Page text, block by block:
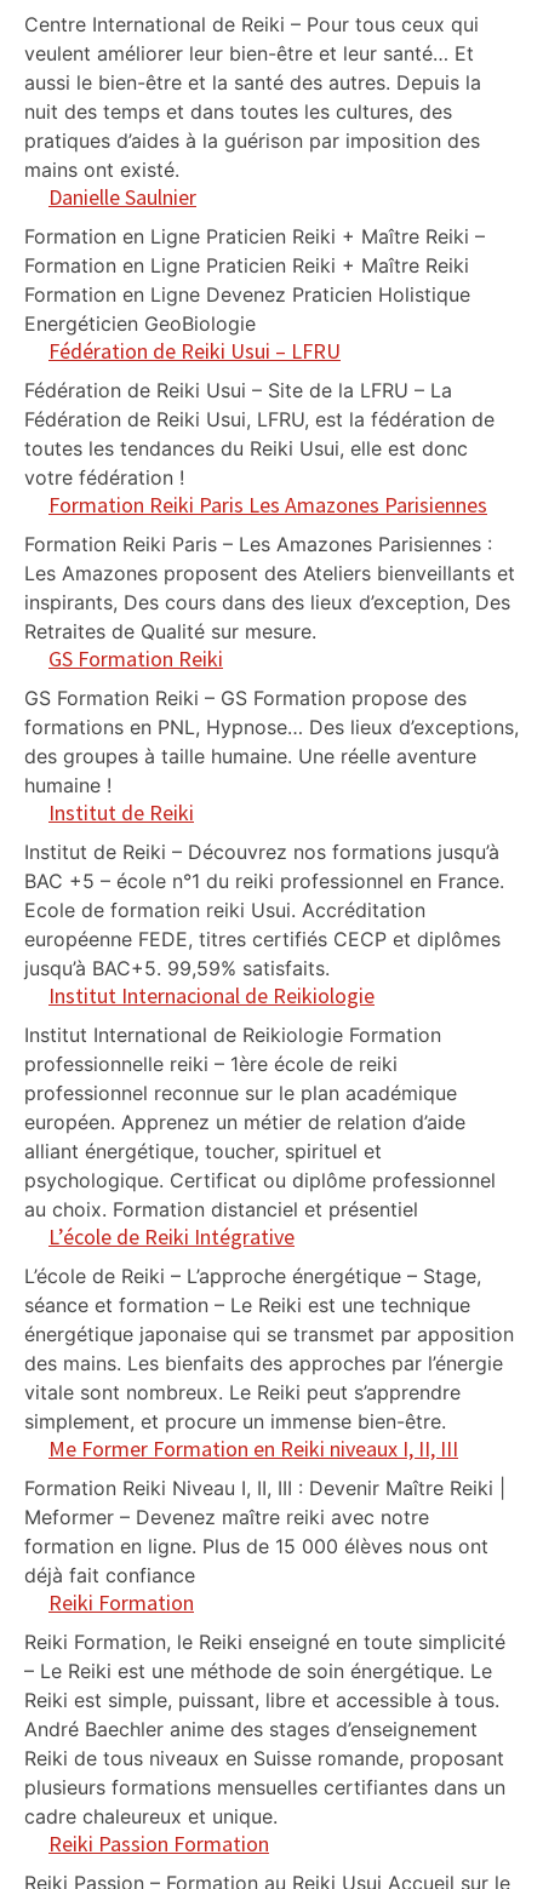
Centre International de Reiki – Pour tous ceux qui
veulent améliorer leur bien-être et leur santé… Et
aussi le bien-être et la santé des autres. Depuis la
nuit des temps et dans toutes les cultures, des
pratiques d’aides à la guérison par imposition des
mains ont existé.
Danielle Saulnier
Formation en Ligne Praticien Reiki + Maître Reiki –
Formation en Ligne Praticien Reiki + Maître Reiki
Formation en Ligne Devenez Praticien Holistique
Energéticien GeoBiologie
Fédération de Reiki Usui – LFRU
Fédération de Reiki Usui – Site de la LFRU – La
Fédération de Reiki Usui, LFRU, est la fédération de
toutes les tendances du Reiki Usui, elle est donc
votre fédération !
Formation Reiki Paris Les Amazones Parisiennes
Formation Reiki Paris – Les Amazones Parisiennes :
Les Amazones proposent des Ateliers bienveillants et
inspirants, Des cours dans des lieux d’exception, Des
Retraites de Qualité sur mesure.
GS Formation Reiki
GS Formation Reiki – GS Formation propose des
formations en PNL, Hypnose… Des lieux d’exceptions,
des groupes à taille humaine. Une réelle aventure
humaine !
Institut de Reiki
Institut de Reiki – Découvrez nos formations jusqu’à
BAC +5 – école n°1 du reiki professionnel en France.
Ecole de formation reiki Usui. Accréditation
européenne FEDE, titres certifiés CECP et diplômes
jusqu’à BAC+5. 99,59% satisfaits.
Institut Internacional de Reikiologie
Institut International de Reikiologie Formation
professionnelle reiki – 1ère école de reiki
professionnel reconnue sur le plan académique
européen. Apprenez un métier de relation d’aide
alliant énergétique, toucher, spirituel et
psychologique. Certificat ou diplôme professionnel
au choix. Formation distanciel et présentiel
L’école de Reiki Intégrative
L’école de Reiki – L’approche énergétique – Stage,
séance et formation – Le Reiki est une technique
énergétique japonaise qui se transmet par apposition
des mains. Les bienfaits des approches par l’énergie
vitale sont nombreux. Le Reiki peut s’apprendre
simplement, et procure un immense bien-être.
Me Former Formation en Reiki niveaux I, II, III
Formation Reiki Niveau I, II, III : Devenir Maître Reiki |
Meformer – Devenez maître reiki avec notre
formation en ligne. Plus de 15 000 élèves nous ont
déjà fait confiance
Reiki Formation
Reiki Formation, le Reiki enseigné en toute simplicité
– Le Reiki est une méthode de soin énergétique. Le
Reiki est simple, puissant, libre et accessible à tous.
André Baechler anime des stages d’enseignement
Reiki de tous niveaux en Suisse romande, proposant
plusieurs formations mensuelles certifiantes dans un
cadre chaleureux et unique.
Reiki Passion Formation
Reiki Passion – Formation au Reiki Usui Accueil sur le